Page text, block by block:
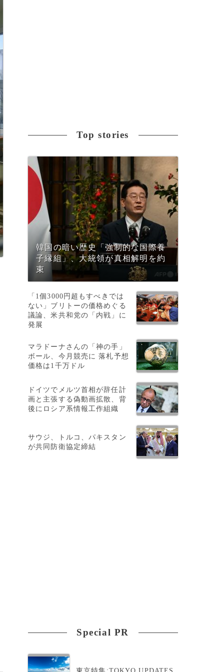
Top stories
韓国の暗い歴史「強制的な国際養
子縁組」、大統領が真相解明を約
束
「1個3000円超もすべきでは
ない」ブリトーの価格めぐる
議論、米共和党の「内戦」に
発展
マラドーナさんの「神の手」
ボール、今月競売に 落札予想
価格は1千万ドル
ドイツでメルツ首相が辞任計
画と主張する偽動画拡散、背
後にロシア系情報工作組織
サウジ、トルコ、パキスタン
が共同防衛協定締結
Special PR
東京特集:TOKYO UPDATES